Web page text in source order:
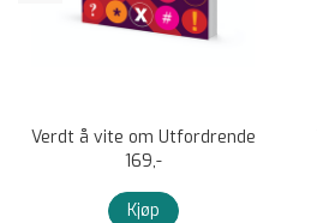
Verdt å vite om Utfordrende
Atferd
169,-
Kjøp